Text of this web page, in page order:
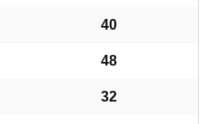
40
48
32